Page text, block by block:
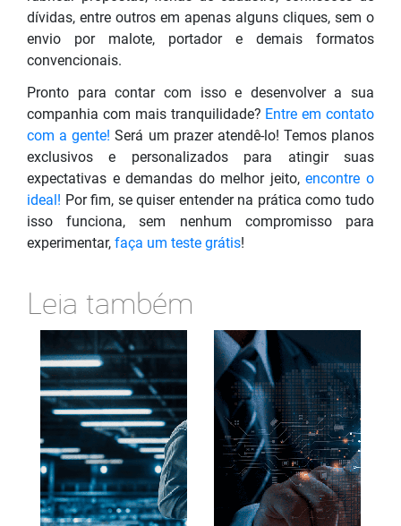
dívidas, entre outros em apenas alguns cliques, sem o
envio por malote, portador e demais formatos
convencionais.
Pronto para contar com isso e desenvolver a sua
companhia com mais tranquilidade? Entreem contato
com a gente! Será um prazer atendê-lo! Temos planos
exclusivos e personalizados para atingir suas
expectativas e demandas do melhor jeito, encontre o
ideal! Por fim, se quiser entender na prática como tudo
isso funciona, sem nenhum compromisso para
experimentar, faça um teste grátis!
Leia também